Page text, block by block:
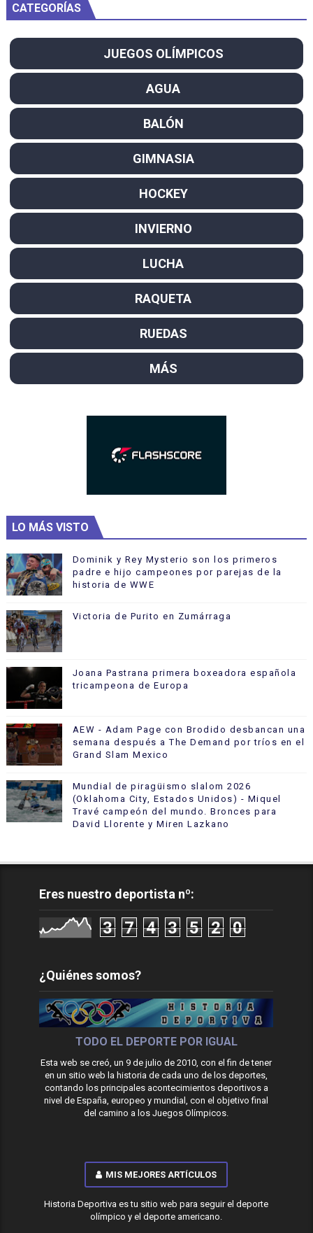
CATEGORÍAS
JUEGOS OLÍMPICOS
AGUA
BALÓN
GIMNASIA
HOCKEY
INVIERNO
LUCHA
RAQUETA
RUEDAS
MÁS
LO MÁS VISTO
Dominik y Rey Mysterio son los primeros
padre e hijo campeones por parejas de la
historia de WWE
Victoria de Purito en Zumárraga
Joana Pastrana primera boxeadora española
tricampeona de Europa
AEW - Adam Page con Brodido desbancan una
semana después a The Demand por tríos en el
Grand Slam Mexico
Mundial de piragüismo slalom 2026
(Oklahoma City, Estados Unidos) - Miquel
Travé campeón del mundo. Bronces para
David Llorente y Miren Lazkano
Eres nuestro deportista nº:
3 7 4 3 5 2 0
¿Quiénes somos?
TODO EL DEPORTE POR IGUAL
Esta web se creó, un 9 de julio de 2010, con el fin de tener
en un sitio web la historia de cada uno de los deportes,
contando los principales acontecimientos deportivos a
nivel de España, europeo y mundial, con el objetivo final
del camino a los Juegos Olímpicos.
MIS MEJORES ARTÍCULOS
Historia Deportiva es tu sitio web para seguir el deporte
olímpico y el deporte americano.